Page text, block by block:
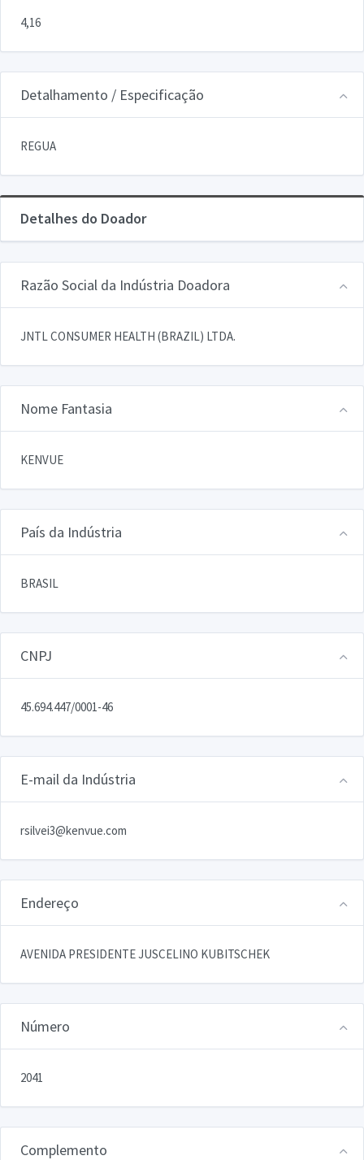
4,16
Detalhamento / Especificação
REGUA
Detalhes do Doador
Razão Social da Indústria Doadora
JNTL CONSUMER HEALTH (BRAZIL) LTDA.
Nome Fantasia
KENVUE
País da Indústria
BRASIL
CNPJ
45.694.447/0001-46
E-mail da Indústria
rsilvei3@kenvue.com
Endereço
AVENIDA PRESIDENTE JUSCELINO KUBITSCHEK
Número
2041
Complemento